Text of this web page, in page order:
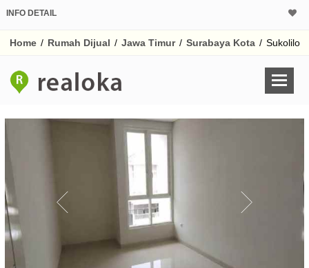
INFO DETAIL
Home / Rumah Dijual / Jawa Timur / Surabaya Kota / Sukolilo
Harga Rp
Untuk hasil simulasi
pada kotak-
Simpan